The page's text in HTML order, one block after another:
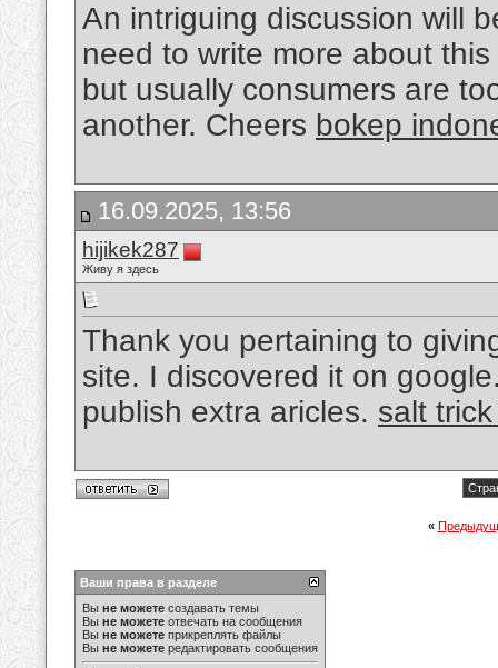
An intriguing discussion will
need to write more about
but usually consumers are
another. Cheers bokep
16.09.2025, 13:56
hijikek287
Живу я здесь
Thank you pertaining to
site. I discovered it on
publish extra aricles. salt
«
Ваши права в разделе
Вы не можете создавать темы
Вы не можете отвечать на сообщения
Вы не можете прикреплять файлы
Вы не можете редактировать сообщения